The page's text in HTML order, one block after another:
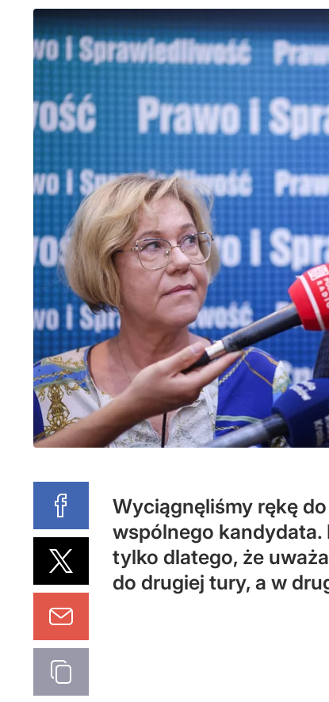
Wyciągnęliśmy rękę
wspólnego kandydata.
tylko dlatego, że
do drugiej tury, a w